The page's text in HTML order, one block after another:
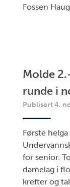
Fossen
Molde
runde i
Publisert 4.
Første
for senior.
damelag i
krefter og